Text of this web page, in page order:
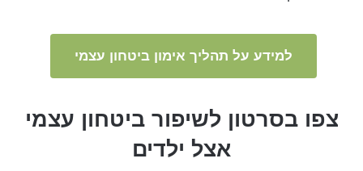
למידע על תהליך אימון ביטחון עצמי
צפו בסרטון לשיפור ביטחון עצמי
אצל ילדים